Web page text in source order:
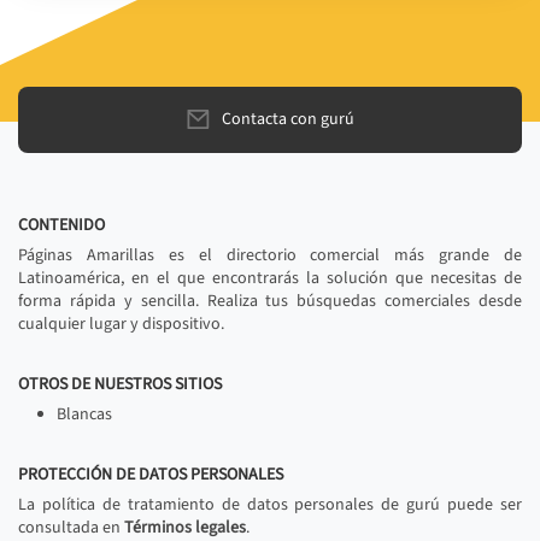
Contacta con gurú
CONTENIDO
Páginas Amarillas es el directorio comercial más grande de
Latinoamérica, en el que encontrarás la solución que necesitas de
forma rápida y sencilla. Realiza tus búsquedas comerciales desde
cualquier lugar y dispositivo.
OTROS DE NUESTROS SITIOS
Blancas
PROTECCIÓN DE DATOS PERSONALES
La política de tratamiento de datos personales de gurú puede ser
consultada en Términos legales.